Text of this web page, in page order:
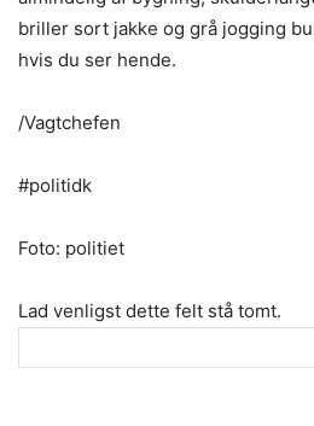
briller sort jakke og grå jogging
hvis du ser hende.
/Vagtchefen
#politidk
Foto: politiet
Lad venligst dette felt stå tomt.